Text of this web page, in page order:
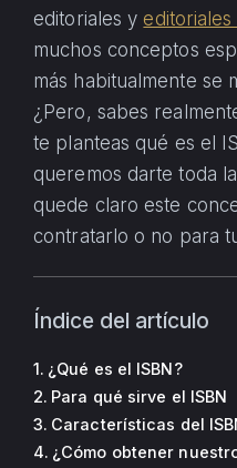
editoriales y
muchos conceptos
más habitualmente se
¿Pero, sabes
te planteas qué es el
queremos darte toda
quede claro este
contratarlo o no para
Índice del artículo
¿Qué es el ISBN?
Para qué sirve el ISBN
Características del
¿Cómo obtener